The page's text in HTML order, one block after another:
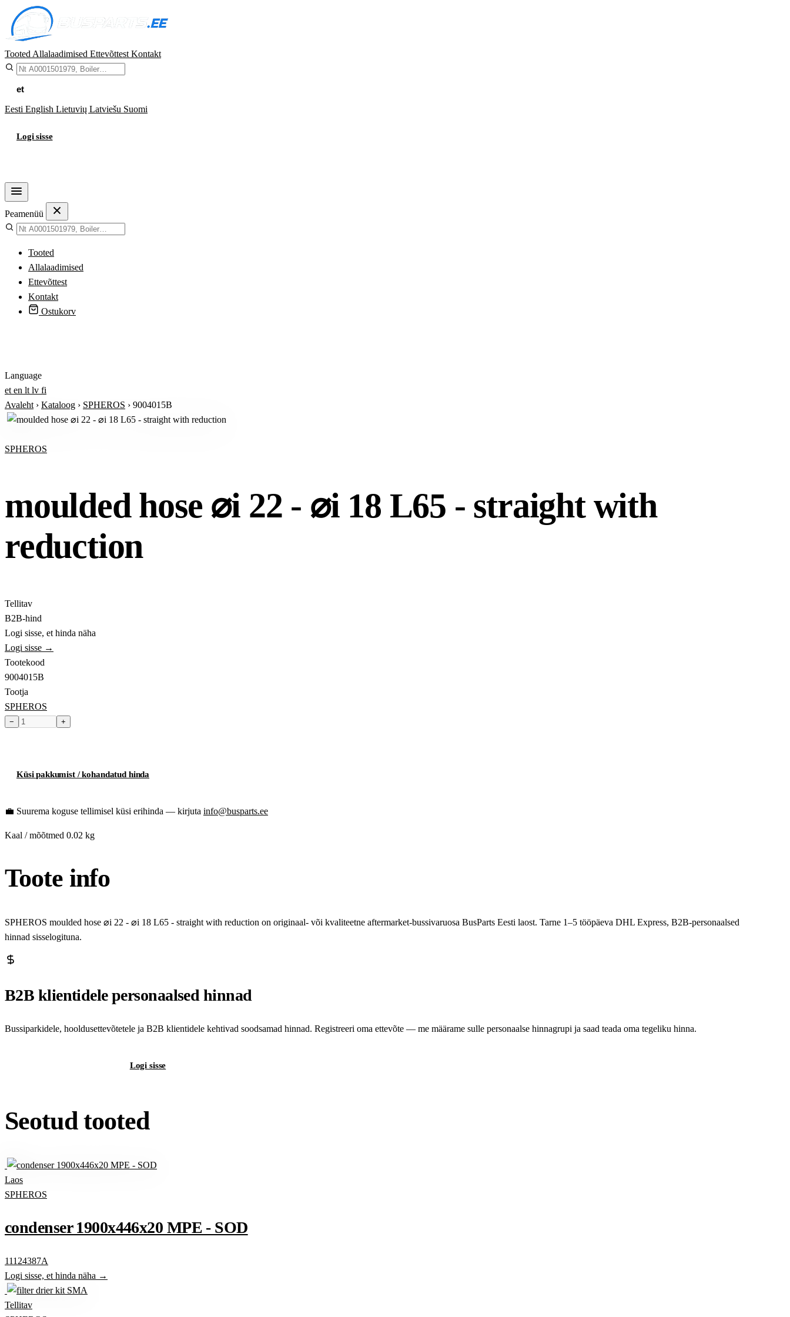
Tooted Allalaadimised Ettevõttest Kontakt
et
Eesti English Lietuvių Latviešu Suomi
Logi sisse
Peamenüü
Tooted
Allalaadimised
Ettevõttest
Kontakt
Ostukorv
Language
et en lt lv fi
Avaleht › Kataloog › SPHEROS › 9004015B
SPHEROS
moulded hose ⌀i 22 - ⌀i 18 L65 - straight with
reduction
Tellitav
B2B-hind
Logi sisse, et hinda näha
Logi sisse →
Tootekood
9004015B
Tootja
SPHEROS
− +
Küsi pakkumist / kohandatud hinda
💼 Suurema koguse tellimisel küsi erihinda — kirjuta info@busparts.ee
Kaal / mõõtmed 0.02 kg
Toote info
SPHEROS moulded hose ⌀i 22 - ⌀i 18 L65 - straight with reduction on originaal- või kvaliteetne aftermarket-bussivaruosa BusParts Eesti laost. Tarne 1–5 tööpäeva DHL Express, B2B-personaalsed
hinnad sisselogituna.
B2B klientidele personaalsed hinnad
Bussiparkidele, hooldusettevõtetele ja B2B klientidele kehtivad soodsamad hinnad. Registreeri oma ettevõte — me määrame sulle personaalse hinnagrupi ja saad teada oma tegeliku hinna.
Logi sisse
Seotud tooted
Laos
SPHEROS
condenser 1900x446x20 MPE - SOD
11124387A
Logi sisse, et hinda näha →
Tellitav